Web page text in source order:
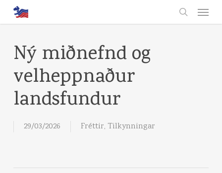
Skip
to
content
search
Menu
Ný miðnefnd og
velheppnaður
landsfundur
29/03/2026 Fréttir, Tilkynningar